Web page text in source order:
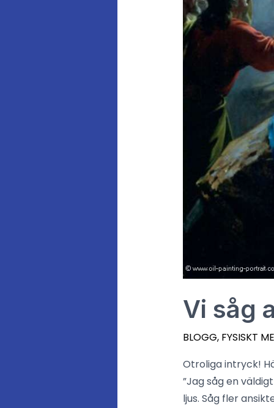
Vi såg
BLOGG, FYSISKT
Otroliga intryck!
”Jag såg en
ljus. Såg fler